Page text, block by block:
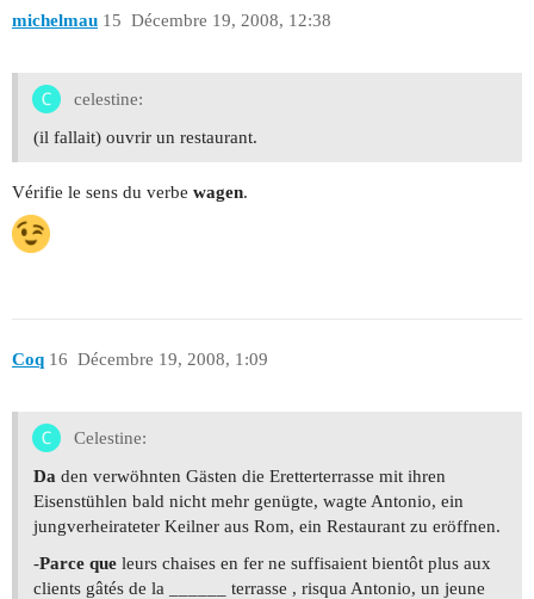
michelmau Décembre 19, 2008, 12:38
15
celestine:
(il fallait) ouvrir un restaurant.
Vérifie le sens du verbe wagen.
Coq Décembre 19, 2008, 1:09
16
Celestine:
Da den verwöhnten Gästen die Eretterterrasse mit ihren
Eisenstühlen bald nicht mehr genügte, wagte Antonio, ein
jungverheirateter Keilner aus Rom, ein Restaurant zu eröffnen.
-Parce que leurs chaises en fer ne suffisaient bientôt plus aux
clients gâtés de la ______ terrasse , risqua Antonio, un jeune